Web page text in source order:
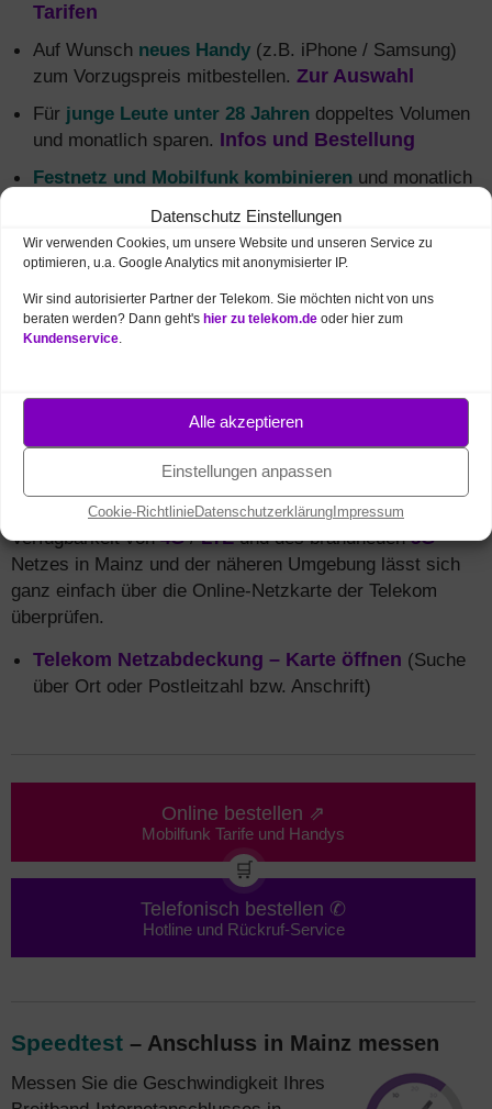
Datenschutz Einstellungen
Wir verwenden Cookies, um unsere Website und unseren Service zu
optimieren, u.a. Google Analytics mit anonymisierter IP.
Wir sind autorisierter Partner der Telekom. Sie möchten nicht von uns
beraten werden? Dann geht's hier zu telekom.de oder hier zum
Kundenservice
Alle akzeptieren
Einstellungen anpassen
Cookie-RichtlinieDatenschutzerklärungImpressum
Tarifen
Auf Wunsch neues Handy (z.B. iPhone / Samsung)
zum Vorzugspreis mitbestellen. Zur Auswahl
Für junge Leute unter 28 Jahren doppeltes Volumen
und monatlich sparen. Infos und Bestellung
Festnetz und Mobilfunk kombinieren und monatlich
Mobilfunk Netzabdeckung
Brauchen Sie High-Speed-Internet to go,
beispielsweise für IhrSmartphoneoder
Tablet? Das
Telekom bietet nahezu eine komplette
Abdeckung in ganz Deutschland. Die
Verfügbarkeit von4G/LTEund des brandneuen5G-
Netzes in Mainz und der näheren Umgebung lässt sich
ganz einfach über die Online-Netzkarte der Telekom
überprüfen.
Telekom Netzabdeckung – Karte öffnen (Suche
über Ort oder Postleitzahl bzw. Anschrift)
Online bestellen ⇗
Mobilfunk Tarife und Handys
🛒
Telefonisch bestellen ✆
Hotline und Rückruf-Service
Speedtest – Anschluss in Mainz messen
Messen Sie die Geschwindigkeit Ihres